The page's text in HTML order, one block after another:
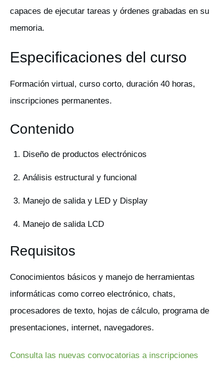
capaces de ejecutar tareas y órdenes grabadas en su
memoria.
Especificaciones del curso
Formación virtual, curso corto, duración 40 horas,
inscripciones permanentes.
Contenido
Diseño de productos electrónicos
Análisis estructural y funcional
Manejo de salida y LED y Display
Manejo de salida LCD
Requisitos
Conocimientos básicos y manejo de herramientas
informáticas como correo electrónico, chats,
procesadores de texto, hojas de cálculo, programa de
presentaciones, internet, navegadores.
Consulta las nuevas convocatorias a inscripciones